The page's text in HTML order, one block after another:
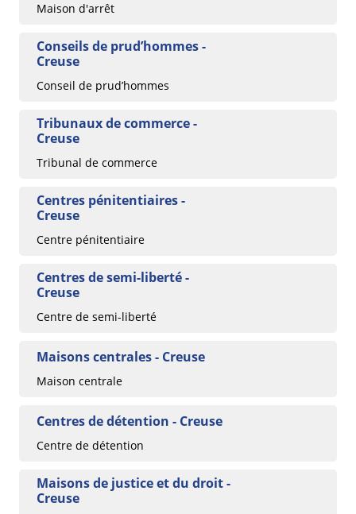
Maison d'arrêt
Conseils de prud’hommes -
Creuse
Conseil de prud’hommes
Tribunaux de commerce -
Creuse
Tribunal de commerce
Centres pénitentiaires -
Creuse
Centre pénitentiaire
Centres de semi-liberté -
Creuse
Centre de semi-liberté
Maisons centrales - Creuse
Maison centrale
Centres de détention - Creuse
Centre de détention
Maisons de justice et du droit -
Creuse